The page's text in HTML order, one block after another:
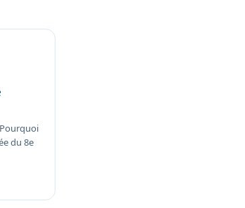
du 8e